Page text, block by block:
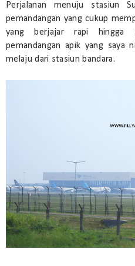
Perjalanan menuju stasiun
pemandangan yang cukup
yang berjajar rapi hingga
pemandangan apik yang saya
melaju dari stasiun bandara.